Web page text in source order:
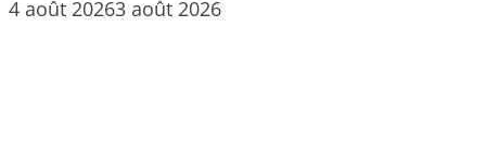
4 août 20263 août 2026